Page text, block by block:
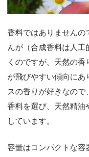
香料ではありませんの
んが（合成香料は人
くのですが、天然の
が飛びやすい傾向にあ
スの香りが好きなの
香料を選び、天然精油
しています。
容量はコンパクトな容